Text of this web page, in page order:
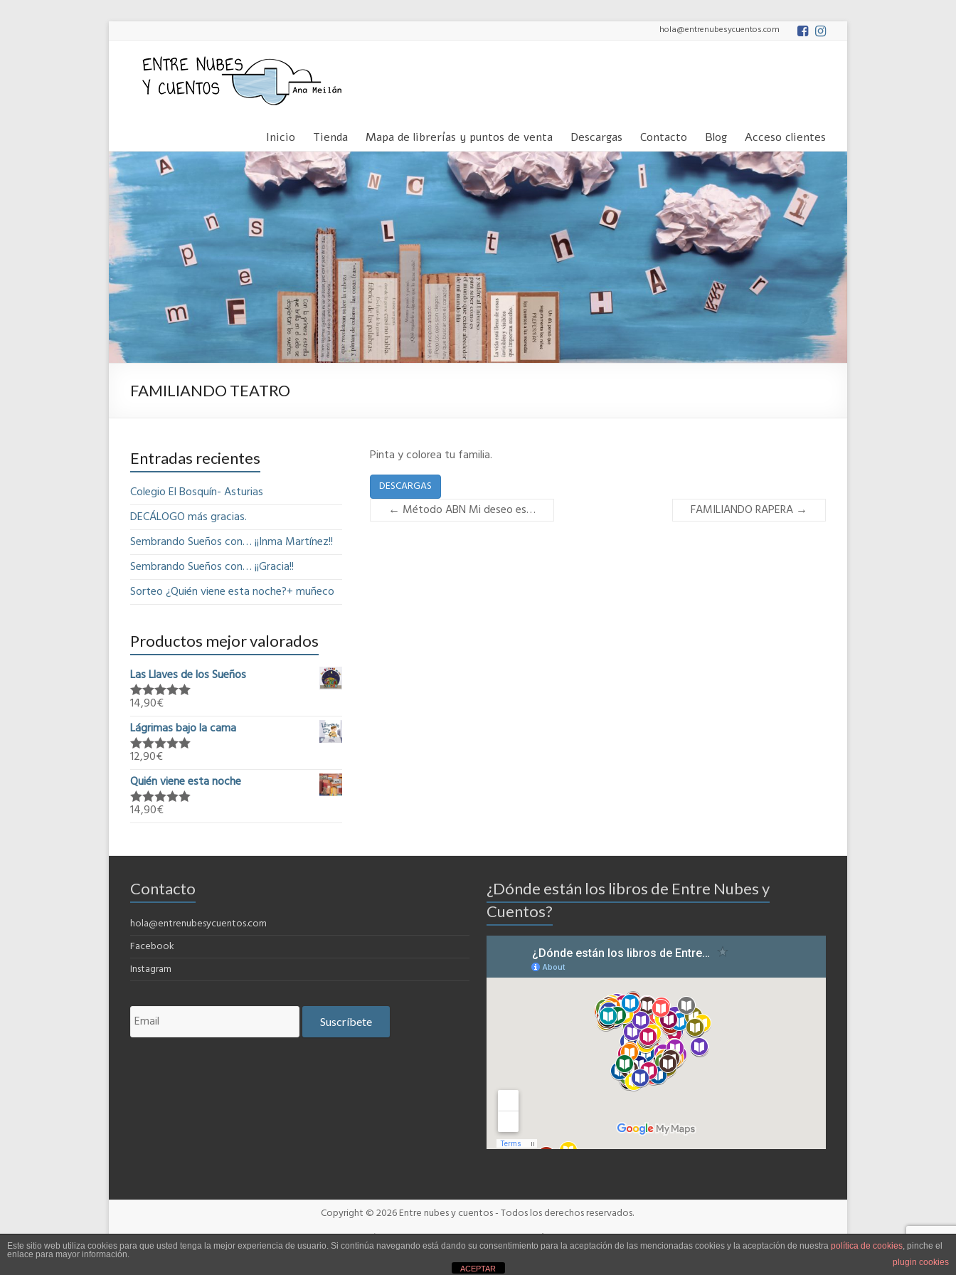
hola@entrenubesycuentos.com
Inicio Tienda Mapa de librerías y puntos de venta Descargas Contacto Blog Acceso clientes
FAMILIANDO TEATRO
Pinta y colorea tu familia.
DESCARGAS
← Método ABN Mi deseo es… FAMILIANDO RAPERA →
Entradas recientes
Colegio El Bosquín- Asturias
DECÁLOGO más gracias.
Sembrando Sueños con… ¡¡Inma Martínez!!
Sembrando Sueños con… ¡¡Gracia!!
Sorteo ¿Quién viene esta noche?+ muñeco
Productos mejor valorados
Las Llaves de los Sueños
Valorado en
14,90€
Lágrimas bajo la cama
Valorado en
12,90€
Quién viene esta noche
Valorado en
14,90€
Contacto
hola@entrenubesycuentos.com
Facebook
Instagram
¿Dónde están los libros de Entre Nubes y
Cuentos?
Copyright © 2026Entre nubes y cuentos- Todos los derechos reservados.
Términos y condiciones Aviso Legal Política de cookies
Este sitio web utiliza cookies para que usted tenga la mejor experiencia de usuario. Si continúa navegando está dando su consentimiento para la aceptación de las mencionadas cookies y la aceptación de nuestra política de cookies, pinche el
enlace para mayor información.
plugin cookies
ACEPTAR